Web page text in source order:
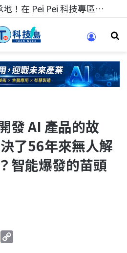
科技人的經驗傳承地！在 Pei Pei 科技專區，與學弟妹交流最硬核的技術
發 AI 產品的故
了56年來無人解
智能爆發的苗頭